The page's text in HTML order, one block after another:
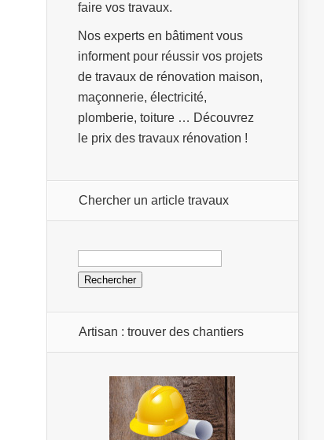
faire vos travaux.
Nos experts en bâtiment vous
informent pour réussir vos projets
de travaux de rénovation maison,
maçonnerie, électricité,
plomberie, toiture … Découvrez
le prix des travaux rénovation !
Chercher un article travaux
Rechercher :
Artisan : trouver des chantiers